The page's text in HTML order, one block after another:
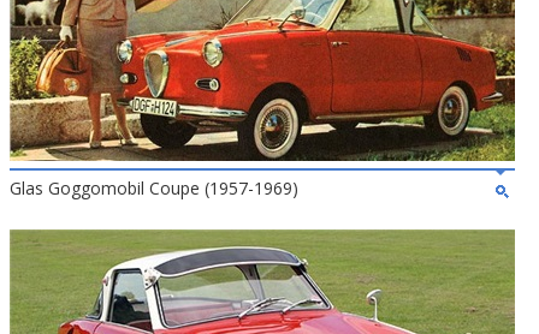
Glas Goggomobil Coupe (1957-1969)